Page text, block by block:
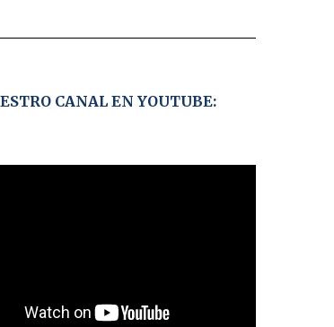
CANAL EN YOUTUBE: